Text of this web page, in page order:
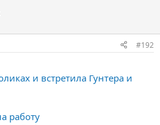
#192
и встретила Гунтера и
работу